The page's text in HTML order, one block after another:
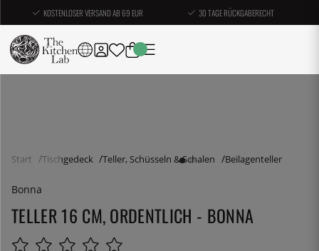
KOSTENLOSER VERSAND AB 69 EUR 30 TAGE RÜCKGABERECHT
Start Tischgedeck Teller, Schüsseln & Schalen Beilagenteller
Bonna
TELLER 16 CM, ORDENTLICH - BONNA